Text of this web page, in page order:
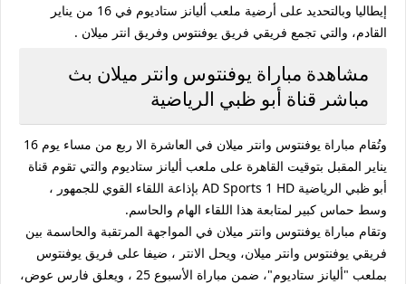
إيطاليا وبالتحديد على أرضية ملعب أليانز ستاديوم في 16 من يناير
القادم، والتي تجمع فريقي فريق يوفنتوس وفريق انتر ميلان .
مشاهدة مباراة يوفنتوس وانتر ميلان بث
مباشر قناة أبو ظبي الرياضية
وتُقام مباراة يوفنتوس وانتر ميلان في العاشرة الا ربع من مساء يوم 16
يناير المقبل بتوقيت القاهرة على ملعب أليانز ستاديوم والتي تقوم قناة
أبو ظبي الرياضية AD Sports 1 HD بإذاعة اللقاء القوي للجمهور ،
وسط حماس كبير لمتابعة هذا اللقاء الهام والحاسم.
وتقام مباراة يوفنتوس وانتر ميلان في المواجهة المرتقبة والحاسمة بين
فريقي يوفنتوس وانتر ميلان، ويحل الانتر ، ضيفا على فريق يوفنتوس
بملعب "أليانز ستاديوم"، ضمن مباراة الأسبوع 25 ، ويعلق فارس عوض،